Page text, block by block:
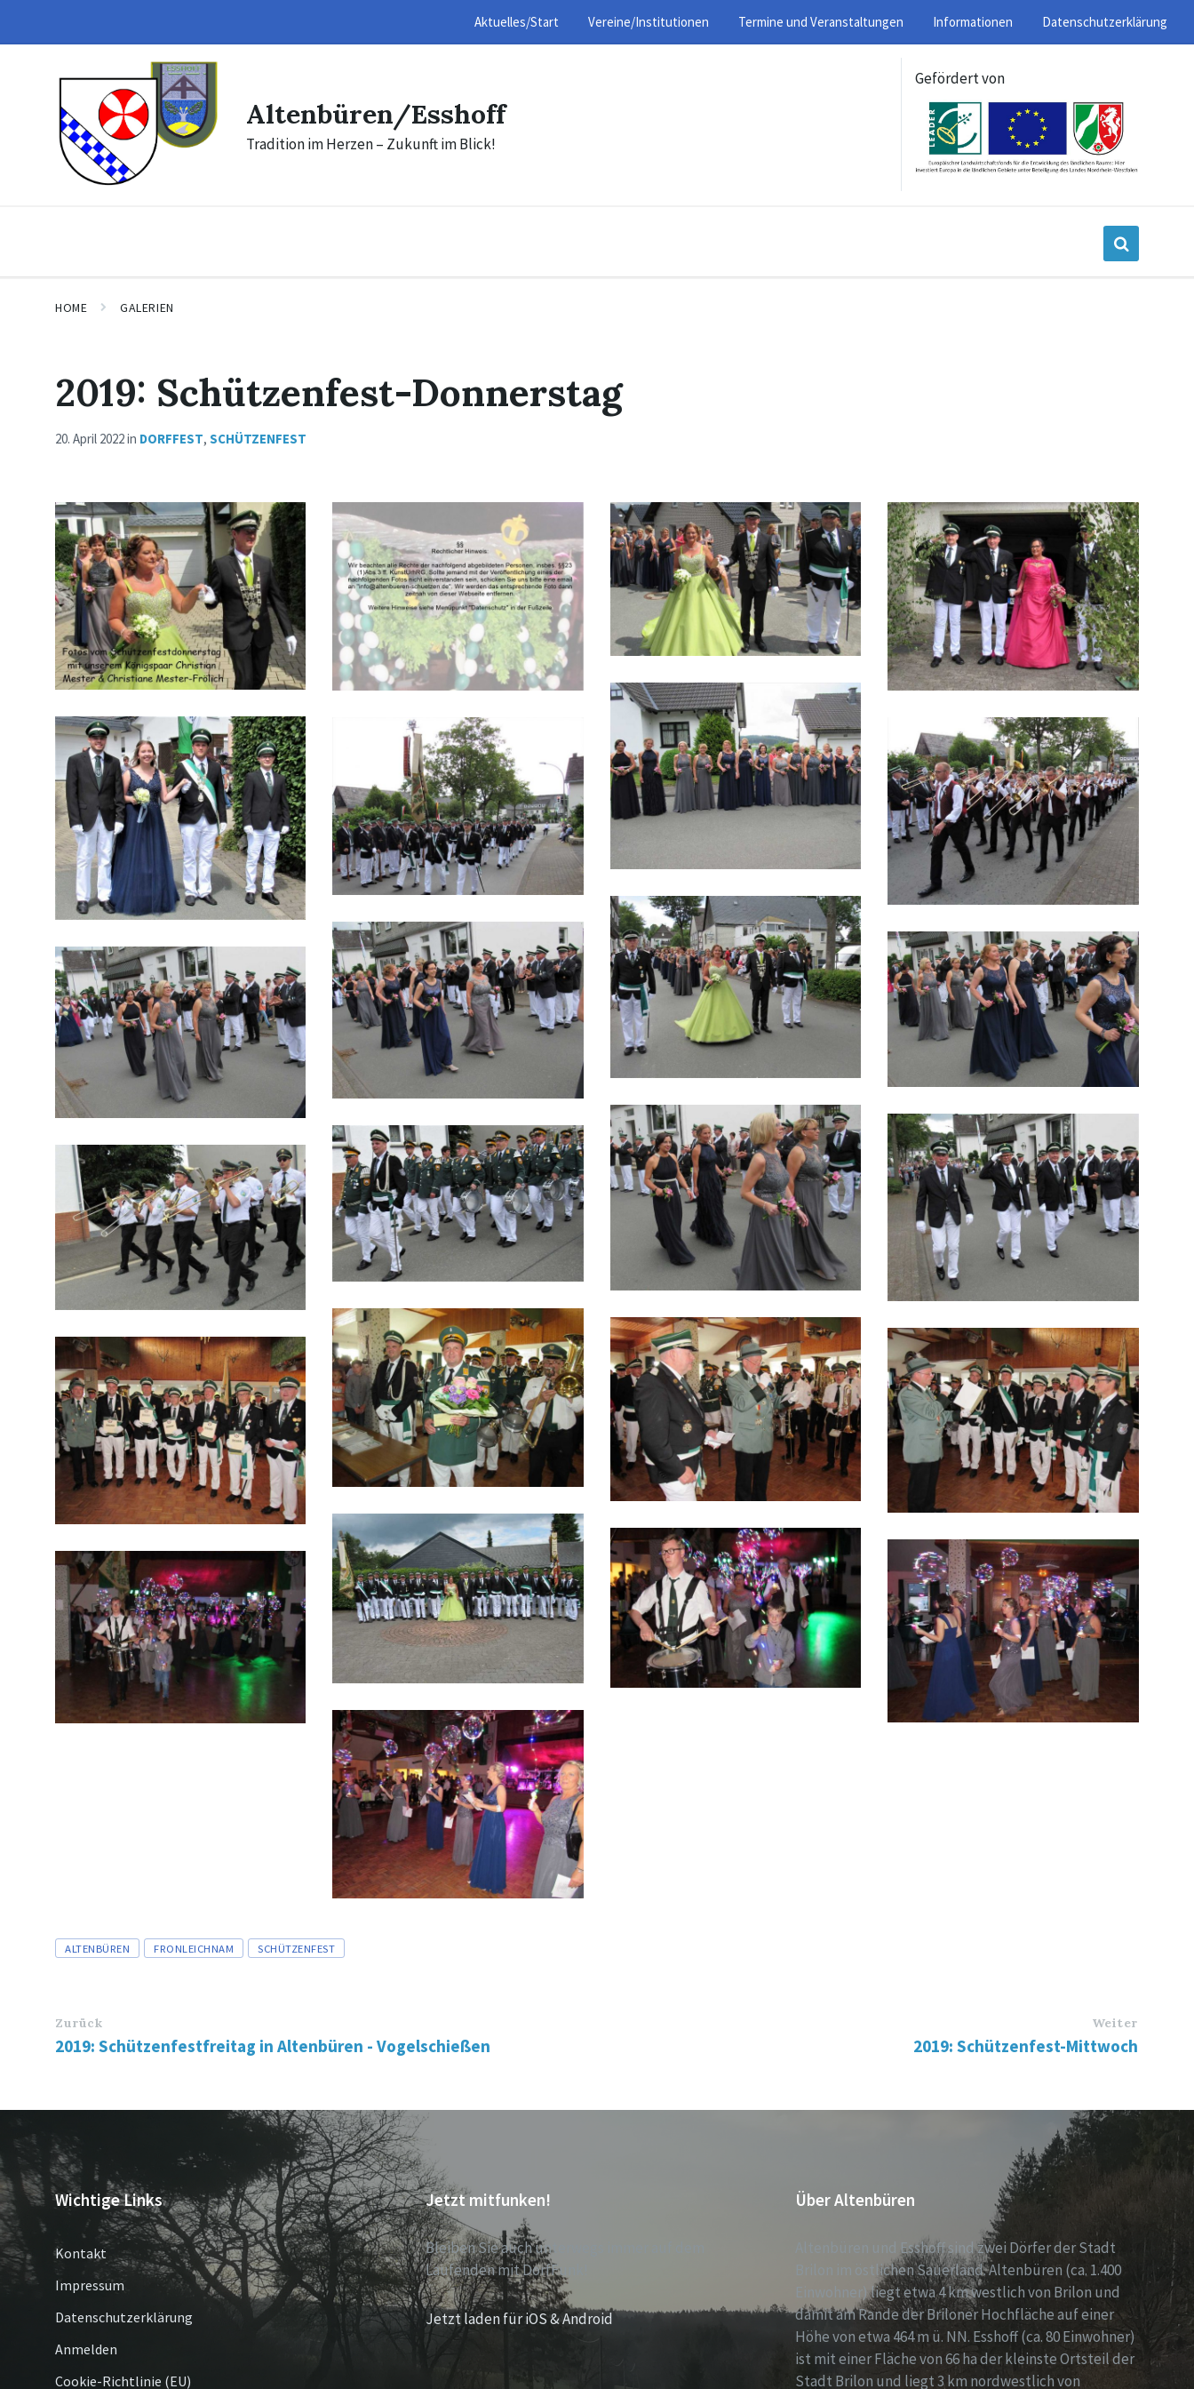
content
footer
Aktuelles/Start Vereine/Institutionen Termine und Veranstaltungen Informationen Datenschutzerklärung
Altenbüren/Esshoff
Tradition im Herzen – Zukunft im Blick!
Gefördert von
HOME GALERIEN
2019: Schützenfest-Donnerstag
20. April 2022in DORFFEST, SCHÜTZENFEST
Tags
ALTENBÜREN FRONLEICHNAM SCHÜTZENFEST
Zurück
2019: Schützenfestfreitag in Altenbüren - Vogelschießen
Weiter
2019: Schützenfest-Mittwoch
Wichtige Links
Kontakt
Impressum
Datenschutzerklärung
Anmelden
Cookie-Richtlinie (EU)
Jetzt mitfunken!
Bleiben Sie auch unterwegs immer auf dem
Laufenden mit DorfFunk!
Jetzt laden für iOS & Android
Über Altenbüren
Altenbüren und Esshoff sind zwei Dörfer der Stadt
Brilon im östlichen Sauerland. Altenbüren (ca. 1.400
Einwohner) liegt etwa 4 km westlich von Brilon und
damit am Rande der Briloner Hochfläche auf einer
Höhe von etwa 464 m ü. NN. Esshoff (ca. 80 Einwohner)
ist mit einer Fläche von 66 ha der kleinste Ortsteil der
Stadt Brilon und liegt 3 km nordwestlich von